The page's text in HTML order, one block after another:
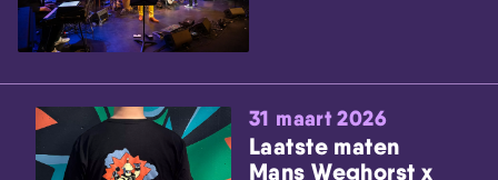
31 maart 2026
Laatste maten
Mans Weghorst x